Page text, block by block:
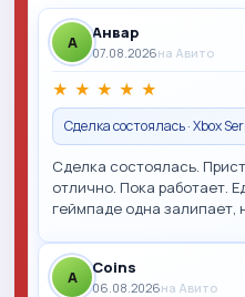
A Анвар
07.08.2026на Авито
★ ★ ★ ★ ★
Сделка состоялась · Xbox
Сделка состоялась.
отлично. Пока работает.
геймпаде одна залипает,
A Coins
06.08.2026на Авито